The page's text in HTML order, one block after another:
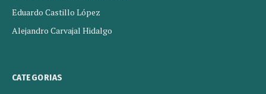
Eduardo Castillo López
Alejandro Carvajal Hidalgo
CATEGORIAS